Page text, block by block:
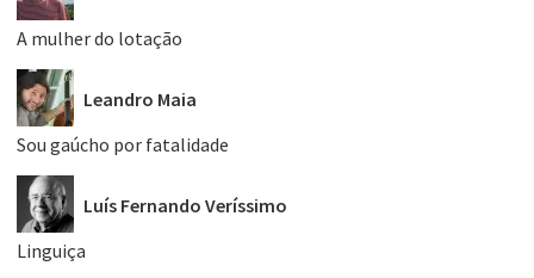
A mulher do lotação
Leandro Maia
Sou gaúcho por fatalidade
Luís Fernando Veríssimo
Linguiça